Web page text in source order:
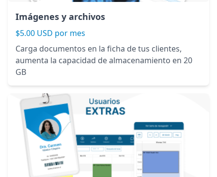
Imágenes y archivos
$5.00 USD por mes
Carga documentos en la ficha de tus clientes,
aumenta la capacidad de almacenamiento en 20
GB